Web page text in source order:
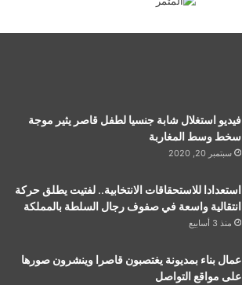
فيديو استغلال شابة جنسيا لطفل قاصر يثير موجة
سخط وسط المغاربة
سبتمبر 20, 2020
استعدادا للاستحقاقات الانتخابية.. لفتيت يطلق حركة
انتقالية واسعة في صفوف رجال السلطة بالمملكة
منذ 3 أسابيع
عمال بناء بمديونة يغتصبون قاصرا وينشرون صورها
على مواقع التواصل